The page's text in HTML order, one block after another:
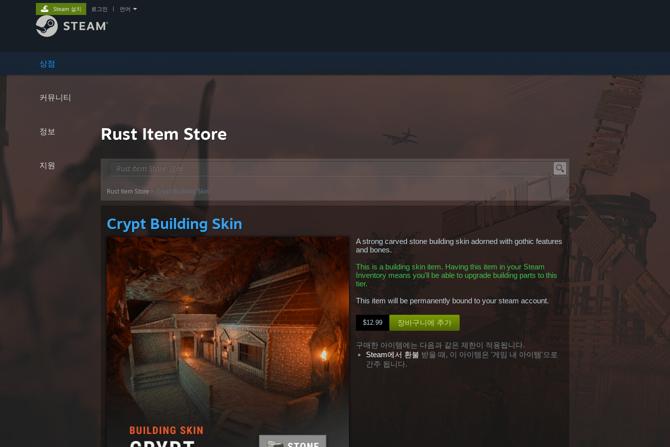
상점
커뮤니티
정보
지원
Steam 설치 로그인 언어
Rust Item Store
Rust Item Store > Crypt Building Skin
Crypt Building Skin
A strong carved stone building skin adorned with gothic features
and bones.
This is a building skin item. Having this item in your Steam
Inventory means you'll be able to upgrade building parts to this
tier.
This item will be permanently bound to your steam account.
$12.99 장바구니에 추가
구매한 아이템에는 다음과 같은 제한이 적용됩니다.
Steam에서 환불 받을 때, 이 아이템은 '게임 내 아이템'으로
간주 됩니다.